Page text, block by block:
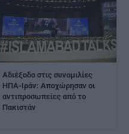
Αδιέξοδο στις συνομιλίες
ΗΠΑ-Ιράν: Αποχώρησαν οι
αντιπροσωπείες από το
Πακιστάν